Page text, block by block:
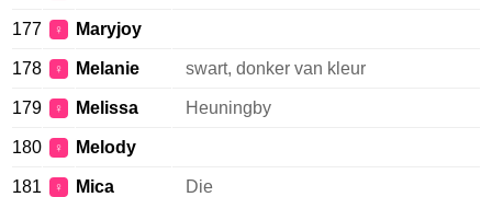
177 ♀ Maryjoy
178 ♀ Melanie swart, donker van kleur
179 ♀ Melissa Heuningby
180 ♀ Melody
181 ♀ Mica Die